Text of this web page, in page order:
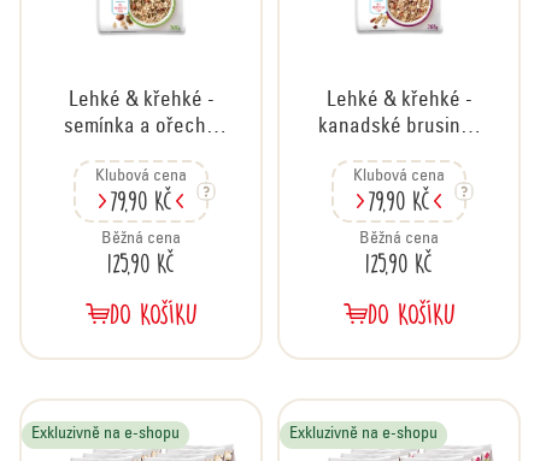
Lehké & křehké -
semínka a ořechy,
Klubová cena
79,90 Kč
Běžná cena
125,90 Kč
DO KOŠÍKU
Lehké & křehké -
kanadské brusinky
Klubová cena
79,90 Kč
Běžná cena
125,90 Kč
DO KOŠÍKU
Exkluzivně na e-shopu Exkluzivně na e-shopu